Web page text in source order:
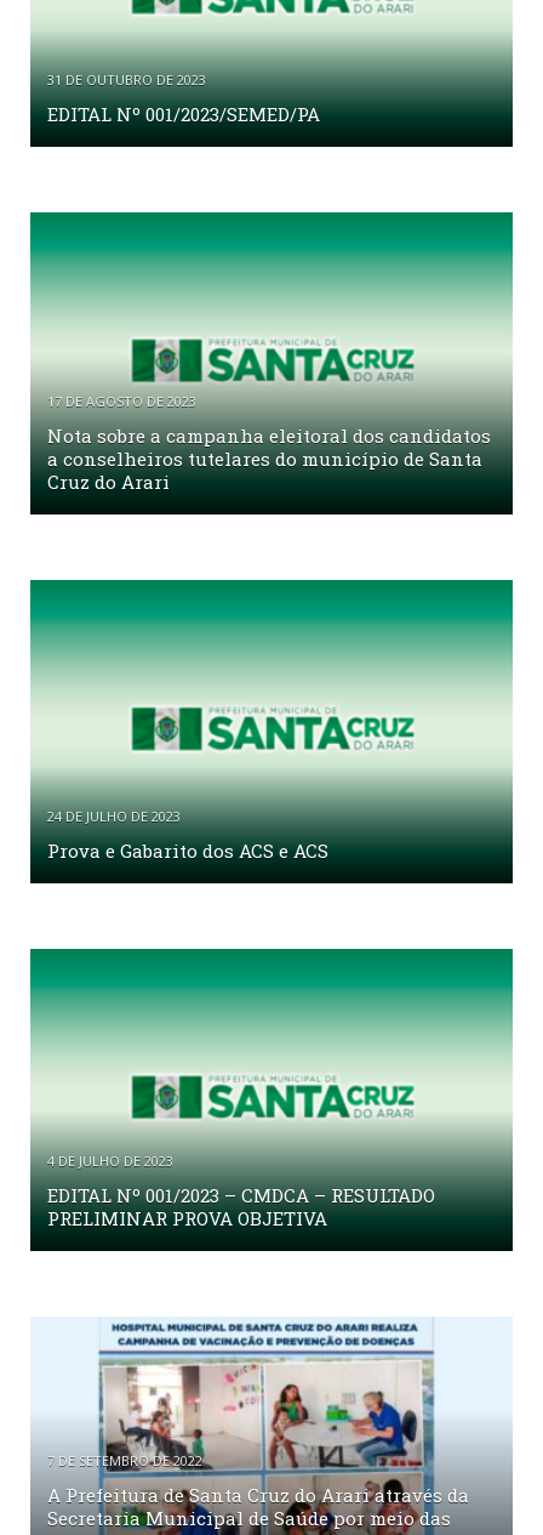
31 DE OUTUBRO DE 2023
EDITAL Nº 001/2023/SEMED/PA
17 DE AGOSTO DE 2023
Nota sobre a campanha eleitoral dos candidatos
a conselheiros tutelares do município de Santa
Cruz do Arari
24 DE JULHO DE 2023
Prova e Gabarito dos ACS e ACS
4 DE JULHO DE 2023
EDITAL Nº 001/2023 – CMDCA – RESULTADO
PRELIMINAR PROVA OBJETIVA
7 DE SETEMBRO DE 2022
A Prefeitura de Santa Cruz do Arari através da
Secretaria Municipal de Saúde por meio das